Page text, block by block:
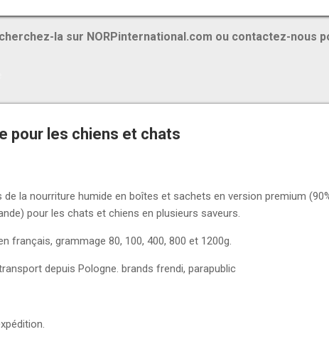
la sur NORPinternational.com ou contactez-nous
pour les chiens et chats
la nourriture humide en boîtes et sachets en version premium
pour les chats et chiens en plusieurs saveurs.
français, grammage 80, 100, 400, 800 et 1200g.
depuis Pologne. brands frendi, parapublic